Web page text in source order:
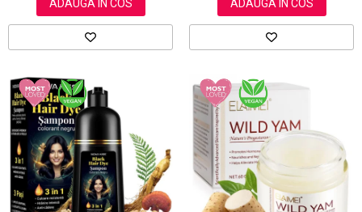
ADAUGA IN COS ADAUGA IN COS